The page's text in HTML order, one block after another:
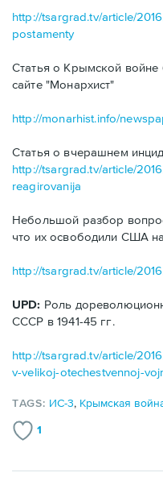
http://tsargrad.tv/article/
postamenty
Статья о Крымской
сайте "Монархист"
http://monarhist.info/
Статья о вчерашнем
http://tsargrad.tv/article/
reagirovanija
Небольшой разбор
что их освободили США
http://tsargrad.tv/article/
UPD: Роль
СССР в 1941-45 гг.
http://tsargrad.tv/article/
v-velikoj-otechestvennoj-
TAGS: ИС-3, Крымская
1